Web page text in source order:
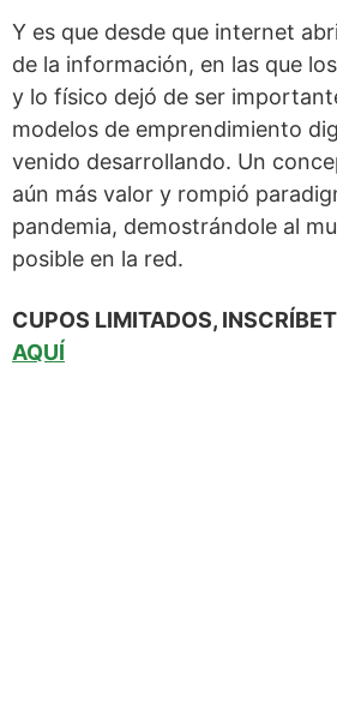
Y es que desde que internet
de la información, en las que
y lo físico dejó de ser
modelos de emprendimiento
venido desarrollando. Un
aún más valor y rompió
pandemia, demostrándole al
posible en la red.
CUPOS LIMITADOS,
AQUÍ